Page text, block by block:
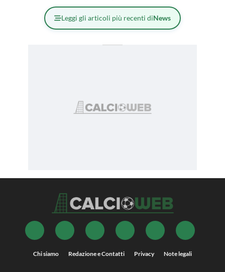
Leggi gli articoli più recenti diNews
Chi siamo Redazione e Contatti Privacy Note legali